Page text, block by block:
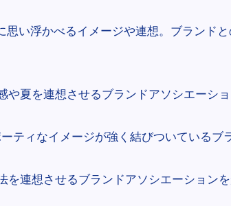
い浮かべるイメージや連想。ブランド
や夏を連想させるブランドアソシエーシ
ティなイメージが強く結びついているブ
を連想させるブランドアソシエーション